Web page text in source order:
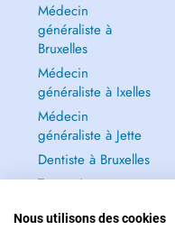
Médecin
généraliste à
Bruxelles
Médecin
généraliste à Ixelles
Médecin
généraliste à Jette
Dentiste à Bruxelles
Tout voir →
Nous utilisons des cookies